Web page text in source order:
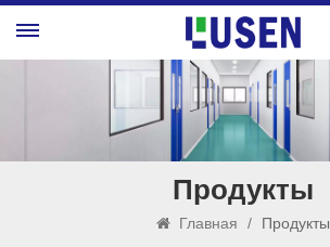
Продукты
Главная / Продукты